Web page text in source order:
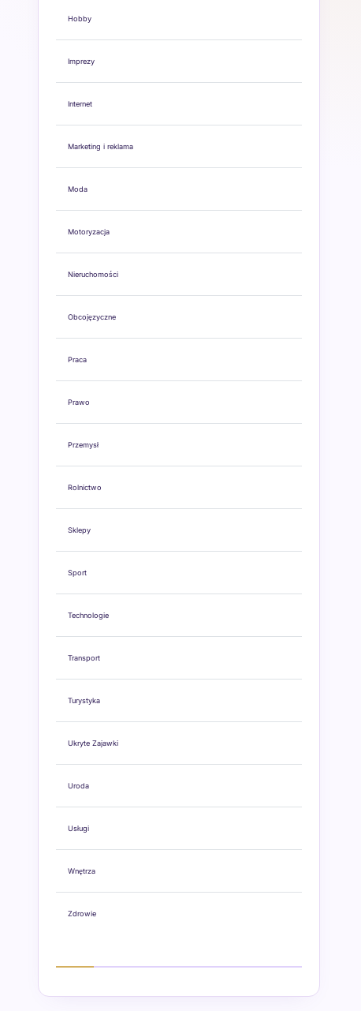
Hobby
Imprezy
Internet
Marketing i reklama
Moda
Motoryzacja
Nieruchomości
Obcojęzyczne
Praca
Prawo
Przemysł
Rolnictwo
Sklepy
Sport
Technologie
Transport
Turystyka
Ukryte Zajawki
Uroda
Usługi
Wnętrza
Zdrowie